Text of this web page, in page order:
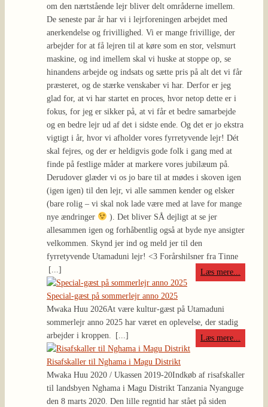
om den nærtstående lejr bliver delt områderne imellem.
De seneste par år har vi i lejrforeningen arbejdet med
anerkendelse og frivillighed. Vi er mange frivillige, der
arbejder for at få lejren til at køre som en stor, velsmurt
maskine, og ind imellem skal vi huske at stoppe op, se
hinandens arbejde og indsats og sætte pris på alt det vi får
præsteret, og de stærke venskaber vi har. Derfor er jeg
glad for, at vi har startet en proces, hvor netop dette er i
fokus, for jeg er sikker på, at vi får et bedre samarbejde
og en bedre lejr ud af det i sidste ende. Og det er jo ekstra
vigtigt i år, hvor vi afholder vores fyrretyvende lejr! Dét
skal fejres, og der er heldigvis gode folk i gang med at
finde på festlige måder at markere vores jubilæum på.
Derudover glæder vi os jo bare til at mødes i skoven igen
(igen igen) til den lejr, vi alle sammen kender og elsker
(bare rolig – vi skal nok lade være med at lave for mange
nye ændringer
). Det bliver SÅ dejligt at se jer
allesammen igen og forhåbentlig også at byde nye ansigter
velkommen. Skynd jer ind og meld jer til den
fyrretyvende Utamaduni lejr! <3 Forårshilsner fra Tinne
[...]
Læs mere...
Special-gæst på sommerlejr anno 2025
Mwaka Huu 2026At være kultur-gæst på Utamaduni
sommerlejr anno 2025 har været en oplevelse, der stadig
arbejder i kroppen.
[...] Læs mere...
Risafskaller til Nghama i Magu Distrikt
Mwaka Huu 2020 / Ukassen 2019-20Indkøb af risafskaller
til landsbyen Nghama i Magu Distrikt Tanzania Nyanguge
den 8 marts 2020. Den lille regntid har stået på siden